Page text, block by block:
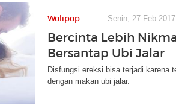
Wolipop Senin, 27 Feb
Bercinta Lebih
Bersantap Ubi Jalar
Disfungsi ereksi bisa terjadi karena
dengan makan ubi jalar.